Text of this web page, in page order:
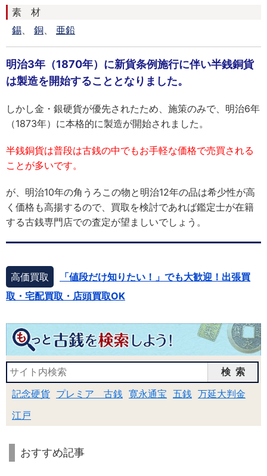
素 材
錫
銅 亜鉛
明治3年（1870年）に新貨条例施行に伴い半銭銅貨
は製造を開始することとなりました。
しかし金・銀硬貨が優先されたため、施策のみで、明治6年
（1873年）に本格的に製造が開始されました。
半銭銅貨は普段は古銭の中でもお手軽な価格で売買される
ことが多いです。
が、明治10年の角うろこの物と明治12年の品は希少性が高
く価格も高揚するので、買取を検討であれば鑑定士が在籍
する古銭専門店での査定が望ましいでしょう。
高価買取
「値段だけ知りたい！」でも大歓迎！出張買
取・宅配買取・店頭買取OK
検索
記念硬貨 プレミア 古銭 寛永通宝 五銭 万延大判金
江戸
おすすめ記事